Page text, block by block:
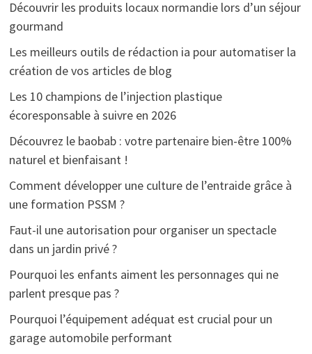
Découvrir les produits locaux normandie lors d’un séjour
gourmand
Les meilleurs outils de rédaction ia pour automatiser la
création de vos articles de blog
Les 10 champions de l’injection plastique
écoresponsable à suivre en 2026
Découvrez le baobab : votre partenaire bien-être 100%
naturel et bienfaisant !
Comment développer une culture de l’entraide grâce à
une formation PSSM ?
Faut-il une autorisation pour organiser un spectacle
dans un jardin privé ?
Pourquoi les enfants aiment les personnages qui ne
parlent presque pas ?
Pourquoi l’équipement adéquat est crucial pour un
garage automobile performant